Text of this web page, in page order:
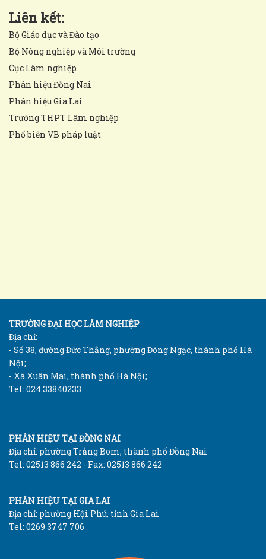
Liên kết:
Bộ Giáo dục và Đào tạo
Bộ Nông nghiệp và Môi trường
Cục Lâm nghiệp
Phân hiệu Đồng Nai
Phân hiệu Gia Lai
Trường THPT Lâm nghiệp
Phổ biến VB pháp luật
TRƯỜNG ĐẠI HỌC LÂM NGHIỆP
Địa chỉ:
- Số 38, đường Đức Thắng, phường Đông Ngạc, thành phố Hà
Nội;
- Xã Xuân Mai, thành phố Hà Nội;
Tel: 024 33840233
PHÂN HIỆU TẠI ĐỒNG NAI
Địa chỉ: phường Trảng Bom, thành phố Đồng Nai
Tel: 02513 866 242 - Fax: 02513 866 242
PHÂN HIỆU TẠI GIA LAI
Địa chỉ: phường Hội Phú, tỉnh Gia Lai
Tel: 0269 3747 706